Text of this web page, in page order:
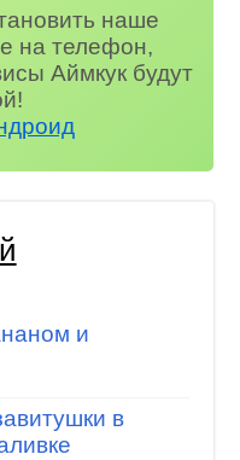
наше
на телефон,
Аймкук будут
и
в